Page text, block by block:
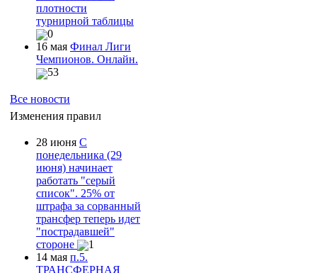
плотности
турнирной таблицы
0
16 мая Финал Лиги
Чемпионов. Онлайн.
53
Все новости
Изменения правил
28 июня С
понедельника (29
июня) начинает
работать "серый
список". 25% от
штрафа за сорванный
трансфер теперь идет
"пострадавшей"
стороне
1
14 мая п.5.
ТРАНСФЕРНАЯ